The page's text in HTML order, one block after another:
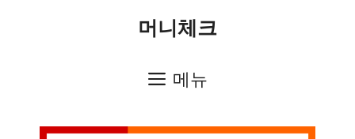
머니체크
메뉴